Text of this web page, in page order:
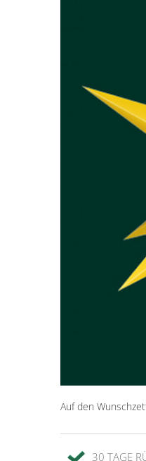
Auf den
30 TAGE